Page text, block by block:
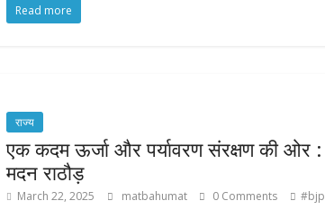
Read more
राज्य
एक कदम ऊर्जा और पर्यावरण संरक्षण की ओर :
मदन राठौड़
March 22, 2025 matbahumat 0 Comments
#bjp